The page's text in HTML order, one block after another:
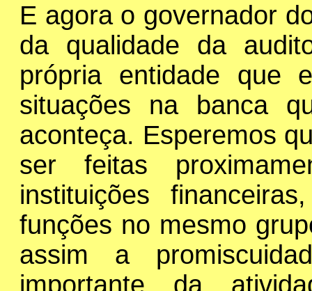
E agora o governador
da qualidade da
própria entidade que
situações na banca
aconteça. Esperemos
ser feitas
instituições
funções no mesmo
assim a
importante da